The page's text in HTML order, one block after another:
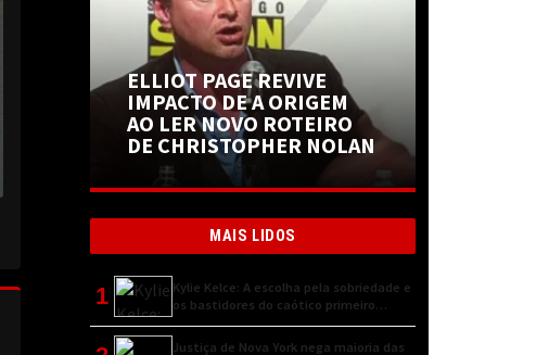
ELLIOT PAGE REVIVE
IMPACTO DE A ORIGEM
AO LER NOVO ROTEIRO
DE CHRISTOPHER NOLAN
MAIS LIDOS
1
Kylie Kelce: A escolha pela sobriedade e
os bastidores do caótico primeiro
encontro
Justiça de Nova York nega maioria das